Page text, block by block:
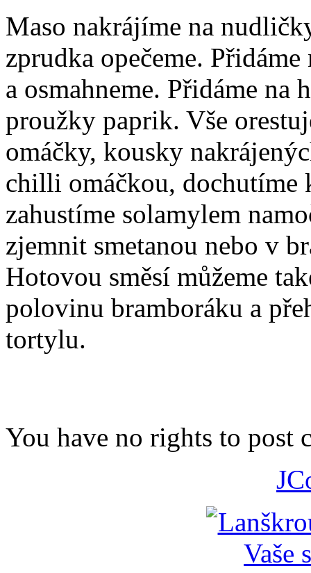
Maso nakrájíme na
zprudka opečeme.
a osmahneme. Přidáme
proužky paprik. Vše
omáčky, kousky
chilli omáčkou, dochutíme
zahustíme solamylem
zjemnit smetanou nebo v
Hotovou směsí můžeme
polovinu bramboráku a
tortylu.
You have no rights to post